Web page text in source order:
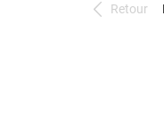
Retour